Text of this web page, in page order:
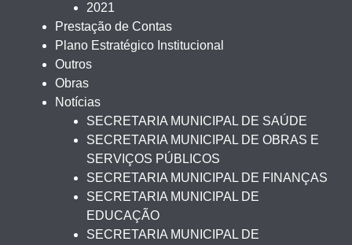
2021
Prestação de Contas
Plano Estratégico Institucional
Outros
Obras
Notícias
SECRETARIA MUNICIPAL DE SAÚDE
SECRETARIA MUNICIPAL DE OBRAS E
SERVIÇOS PÚBLICOS
SECRETARIA MUNICIPAL DE FINANÇAS
SECRETARIA MUNICIPAL DE
EDUCAÇÃO
SECRETARIA MUNICIPAL DE